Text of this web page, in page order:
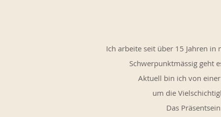
Ich arbeite seit über 15 Jahren
Schwerpunktmässig geht
Aktuell bin ich von
um die
Das